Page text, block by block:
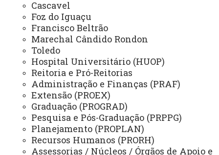
Cascavel
Foz do Iguaçu
Francisco Beltrão
Marechal Cândido Rondon
Toledo
Hospital Universitário (HUOP)
Reitoria e Pró-Reitorias
Administração e Finanças (PRAF)
Extensão (PROEX)
Graduação (PROGRAD)
Pesquisa e Pós-Graduação (PRPPG)
Planejamento (PROPLAN)
Recursos Humanos (PRORH)
Assessorias / Núcleos / Órgãos de Apoio e
Editora
Gráfica Universitária
NÚCLEOS
NeadUni - Núcleo de Educação a Distância
NEE - Núcleo de Estações Experimentais
NTI - Núcleo de Tecnologia da Informação
NIP - Núcleo de Inserção Profissional